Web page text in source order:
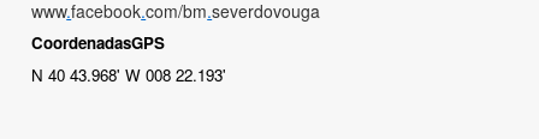
www.facebook.com/bm.severdovouga
CoordenadasGPS
N 40 43.968' W 008 22.193'